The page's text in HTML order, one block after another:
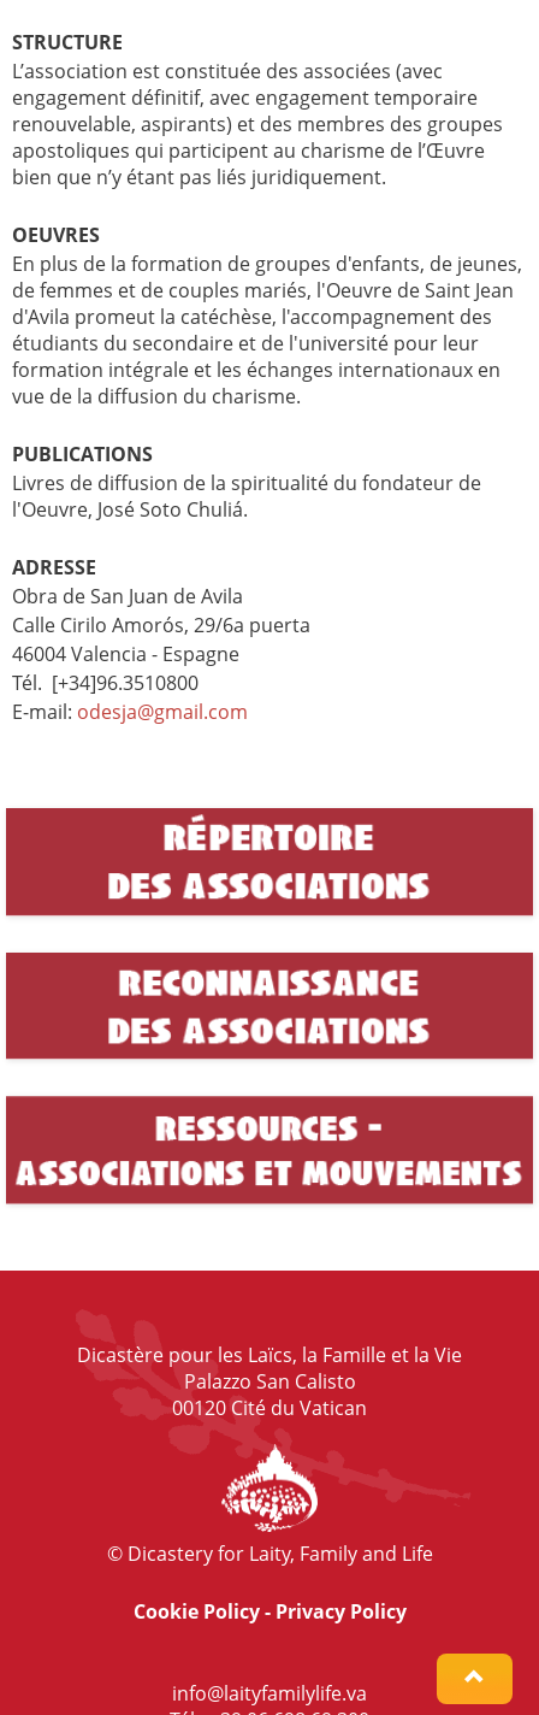
STRUCTURE
L’association est constituée des associées (avec
engagement définitif, avec engagement temporaire
renouvelable, aspirants) et des membres des groupes
apostoliques qui participent au charisme de l’Œuvre
bien que n’y étant pas liés juridiquement.
OEUVRES
En plus de la formation de groupes d'enfants, de jeunes,
de femmes et de couples mariés, l'Oeuvre de Saint Jean
d'Avila promeut la catéchèse, l'accompagnement des
étudiants du secondaire et de l'université pour leur
formation intégrale et les échanges internationaux en
vue de la diffusion du charisme.
PUBLICATIONS
Livres de diffusion de la spiritualité du fondateur de
l'Oeuvre, José Soto Chuliá.
ADRESSE
Obra de San Juan de Avila
Calle Cirilo Amorós, 29/6a puerta
46004 Valencia - Espagne
Tél. [+34]96.3510800
E-mail: odesja@gmail.com
Dicastère pour les Laïcs, la Famille et la Vie
Palazzo San Calisto
00120 Cité du Vatican
© Dicastery for Laity, Family and Life
Cookie Policy- Privacy Policy
info@laityfamilylife.va